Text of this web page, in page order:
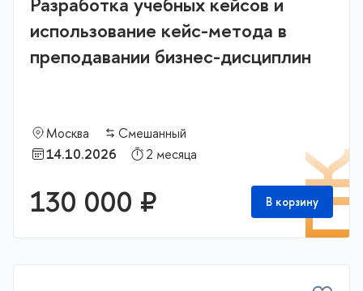
использование кейс-метода в
преподавании бизнес-дисциплин
Москва
Смешанный
14.10.2026
2 месяца
130 000 ₽ В корзину